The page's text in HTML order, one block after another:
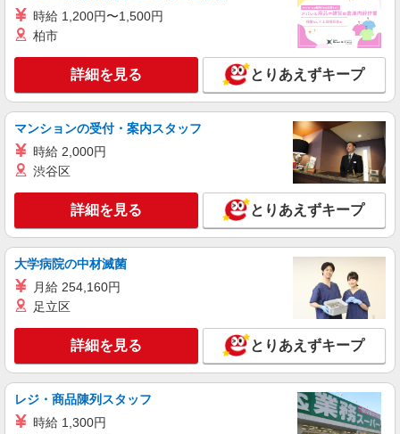
時給 1,200円〜1,500円
柏市
詳細を見る とりあえずキープ
マンションの受付・案内スタッフ
時給 2,000円
渋谷区
詳細を見る とりあえずキープ
大学病院の中材滅菌
月給 254,160円
足立区
詳細を見る とりあえずキープ
レジ・商品陳列スタッフ
時給 1,300円